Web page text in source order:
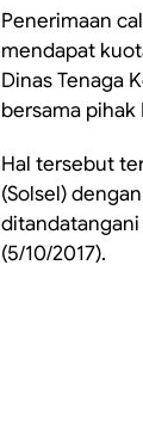
Penerimaan
mendapat
Dinas Tenaga
bersama pihak
Hal tersebut
(Solsel)
ditandatangani
(5/10/2017).